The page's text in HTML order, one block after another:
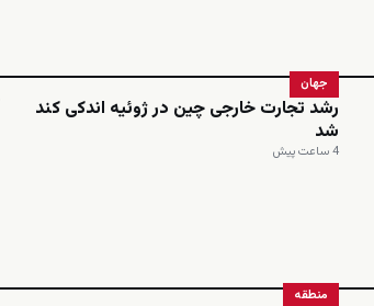
جهان
رشد تجارت خارجی چین در ژوئیه اندکی کند
شد
4 ساعت پیش
منطقه